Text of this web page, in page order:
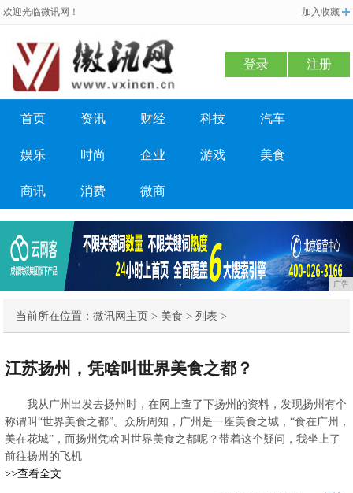
欢迎光临微讯网！ 加入收藏
登录 注册
首页 资讯 财经 科技 汽车
娱乐 时尚 企业 游戏 美食
商讯 消费 微商
广告
当前所在位置：微讯网主页 > 美食 > 列表 >
江苏扬州，凭啥叫世界美食之都？
我从广州出发去扬州时，在网上查了下扬州的资料，发现扬州有个
称谓叫“世界美食之都”。众所周知，广州是一座美食之城，“食在广州，
美在花城”，而扬州凭啥叫世界美食之都呢？带着这个疑问，我坐上了
前往扬州的飞机
>>查看全文